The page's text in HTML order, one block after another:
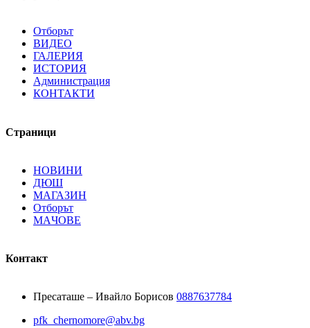
Отборът
ВИДЕО
ГАЛЕРИЯ
ИСТОРИЯ
Администрация
КОНТАКТИ
Страници
НОВИНИ
ДЮШ
МАГАЗИН
Отборът
MAЧОВE
Контакт
Пресаташе – Ивайло Борисов 0887637784
pfk_chernomore@abv.bg